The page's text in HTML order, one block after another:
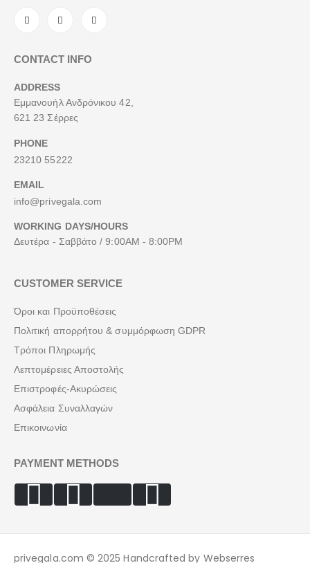
CONTACT INFO
ADDRESS
Εμμανουήλ Ανδρόνικου 42,
621 23 Σέρρες
PHONE
23210 55222
EMAIL
info@privegala.com
WORKING DAYS/HOURS
Δευτέρα - Σαββάτο / 9:00AM - 8:00PM
CUSTOMER SERVICE
Όροι και Προϋποθέσεις
Πολιτική απορρήτου & συμμόρφωση GDPR
Τρόποι Πληρωμής
Λεπτομέρειες Αποστολής
Επιστροφές-Ακυρώσεις
Ασφάλεια Συναλλαγών
Επικοινωνία
PAYMENT METHODS
privegala.com © 2025 Handcrafted by Webserres